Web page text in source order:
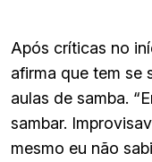
Após críticas no
afirma que tem se
aulas de samba.
sambar.
mesmo eu não